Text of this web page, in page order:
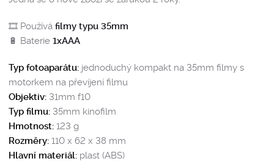
🎞️ Používáfilmy typu 35mm
🔋 Baterie1xAAA
Typ fotoaparátu: jednoduchý kompakt na 35mm filmy s
motorkem na převíjení filmu
Objektiv: 31mm f10
Typ filmu: 35mm kinofilm
Hmotnost: 123 g
Rozměry: 110 x 62 x 38 mm
Hlavní materiál: plast (ABS)